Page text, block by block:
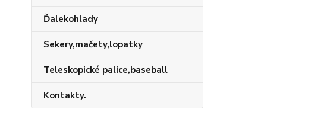
Ďalekohlady
Sekery,mačety,lopatky
Teleskopické palice,baseball
Kontakty.